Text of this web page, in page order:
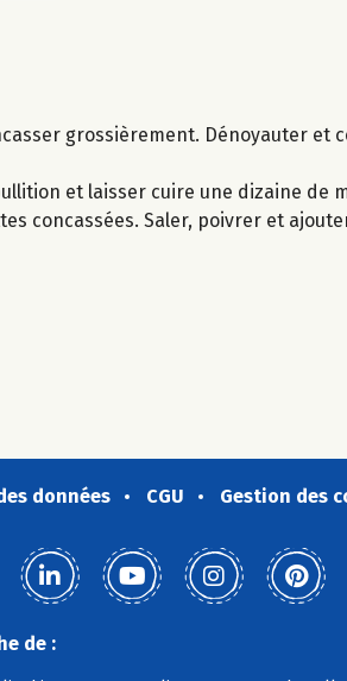
grossièrement. Dénoyauter et
et laisser cuire une dizaine de
concassées. Saler, poivrer et
données CGU Gestion des
de :